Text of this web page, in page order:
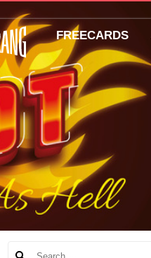
FREECARDS